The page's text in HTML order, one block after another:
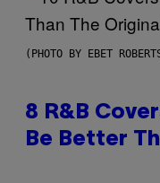
(PHOTO BY EBET
8 R&B
Be Better